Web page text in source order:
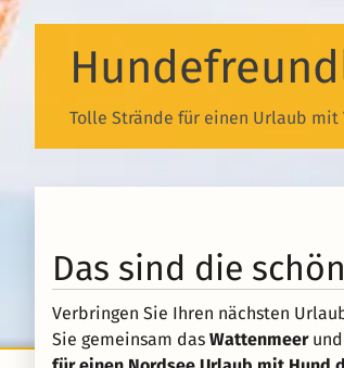
Tolle Strände für einen Urlaub
Das sind die
Verbringen Sie Ihren nächsten
Sie gemeinsam das Wattenmeerund